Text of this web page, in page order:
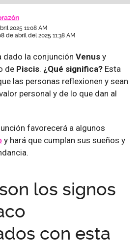
2025 11:08 AM
de abril del 2025 11:38 AM
dado la conjunción Venus y
de Piscis. ¿Qué significa? Esta
las personas reflexionen y sean
personal y de lo que dan al
favorecerá a algunos
y hará que cumplan sus sueños y
los signos
con esta